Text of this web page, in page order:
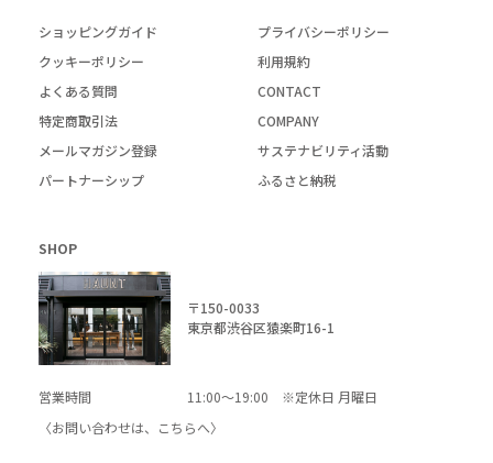
ショッピングガイド
プライバシーポリシー
クッキーポリシー
利用規約
よくある質問
CONTACT
特定商取引法
COMPANY
メールマガジン登録
サステナビリティ活動
パートナーシップ
ふるさと納税
SHOP
〒150-0033
東京都渋谷区猿楽町16-1
営業時間
11:00～19:00 ※定休日 月曜日
〈お問い合わせは、
こちらへ〉